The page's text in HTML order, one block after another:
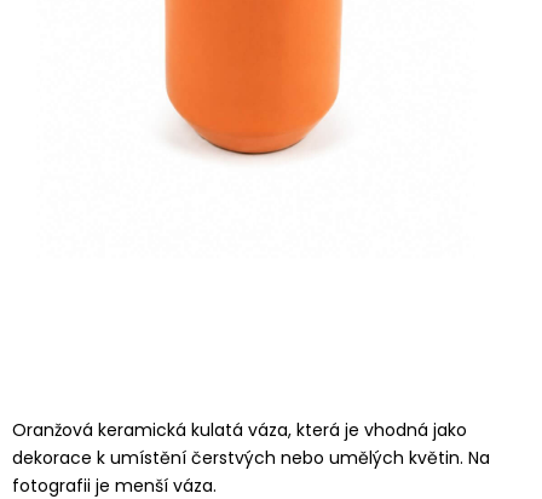
Oranžová keramická kulatá váza, která je vhodná jako
dekorace k umístění čerstvých nebo umělých květin. Na
fotografii je menší váza.